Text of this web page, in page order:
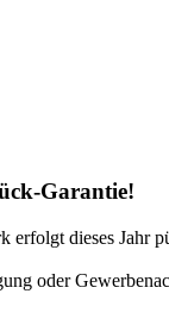
Garantie!
erfolgt dieses Jahr
oder